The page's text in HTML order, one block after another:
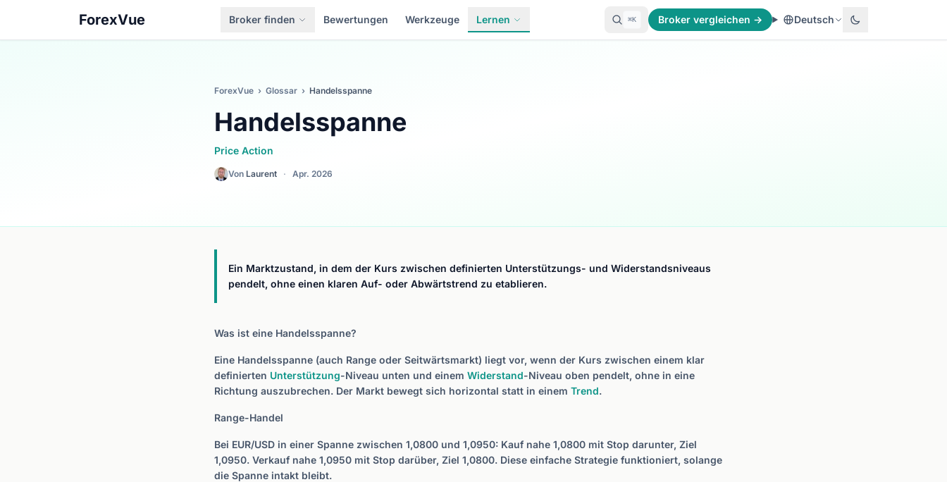
ForexVue Broker finden Bewertungen Werkzeuge Lernen ⌘K Broker vergleichen → Deutsch
ForexVue › Glossar › Handelsspanne
Handelsspanne
Price Action
Von Laurent · Apr. 2026
Ein Marktzustand, in dem der Kurs zwischen definierten Unterstützungs- und Widerstandsniveaus
pendelt, ohne einen klaren Auf- oder Abwärtstrend zu etablieren.
Was ist eine Handelsspanne?
Eine Handelsspanne (auch Range oder Seitwärtsmarkt) liegt vor, wenn der Kurs zwischen einem klar
definierten Unterstützung-Niveau unten und einem Widerstand-Niveau oben pendelt, ohne in eine
Richtung auszubrechen. Der Markt bewegt sich horizontal statt in einem Trend.
Range-Handel
Bei EUR/USD in einer Spanne zwischen 1,0800 und 1,0950: Kauf nahe 1,0800 mit Stop darunter, Ziel
1,0950. Verkauf nahe 1,0950 mit Stop darüber, Ziel 1,0800. Diese einfache Strategie funktioniert, solange
die Spanne intakt bleibt.